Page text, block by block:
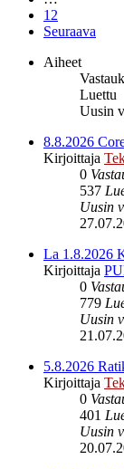
12
Seuraava
Aiheet
Luettu
Uusin
8.8.2026
Kirjoittaja
0
537
Uusin
La 1.8.2026
Kirjoittaja
0
779
Uusin
5.8.2026
Kirjoittaja
0
401
Uusin